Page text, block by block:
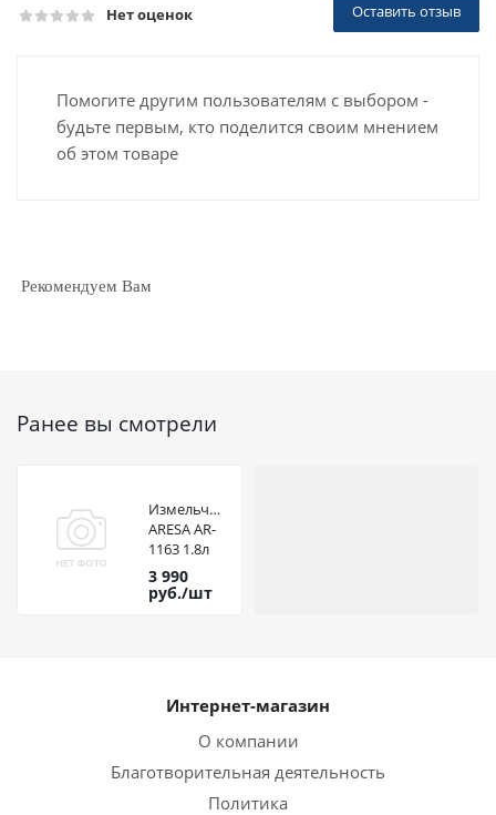
Нет оценок Оставить отзыв
Помогите другим пользователям с выбором -
будьте первым, кто поделится своим мнением
об этом товаре
Рекомендуем Вам
Ранее вы смотрели
Измельчитель
ARESA AR-
1163 1.8л
3 990
руб./шт
Интернет-магазин
О компании
Благотворительная деятельность
Политика